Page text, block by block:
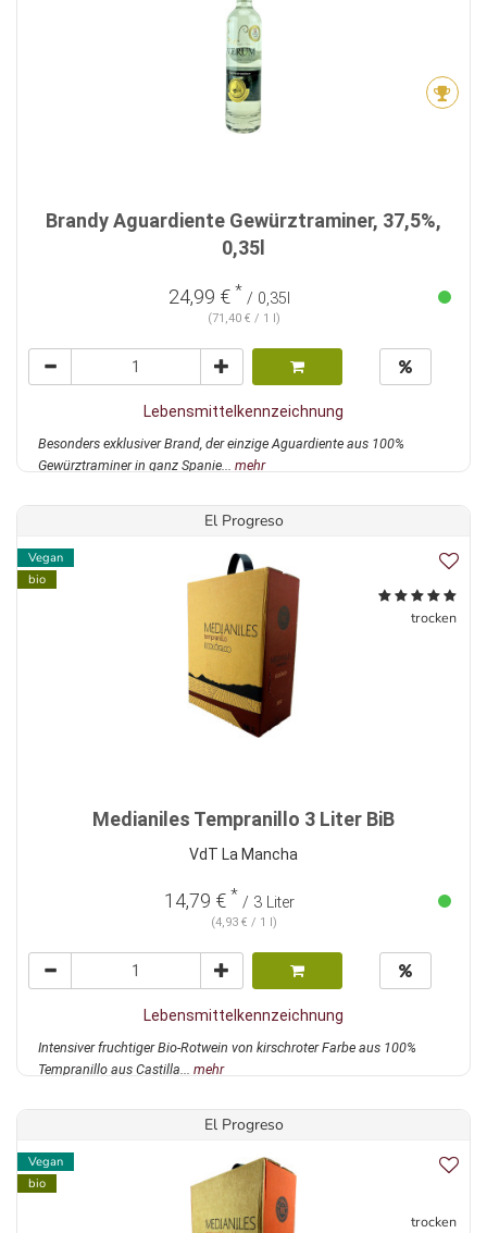
Brandy Aguardiente Gewürztraminer, 37,5%,
0,35l
24,99 € * / 0,35l
(71,40 € / 1 l)
Lebensmittelkennzeichnung
Besonders exklusiver Brand, der einzige Aguardiente aus 100%
Gewürztraminer in ganz Spanie... mehr
El Progreso
Vegan
bio
trocken
Medianiles Tempranillo 3 Liter BiB
VdT La Mancha
14,79 € * / 3 Liter
(4,93 € / 1 l)
Lebensmittelkennzeichnung
Intensiver fruchtiger Bio-Rotwein von kirschroter Farbe aus 100%
Tempranillo aus Castilla... mehr
El Progreso
Vegan
bio
trocken